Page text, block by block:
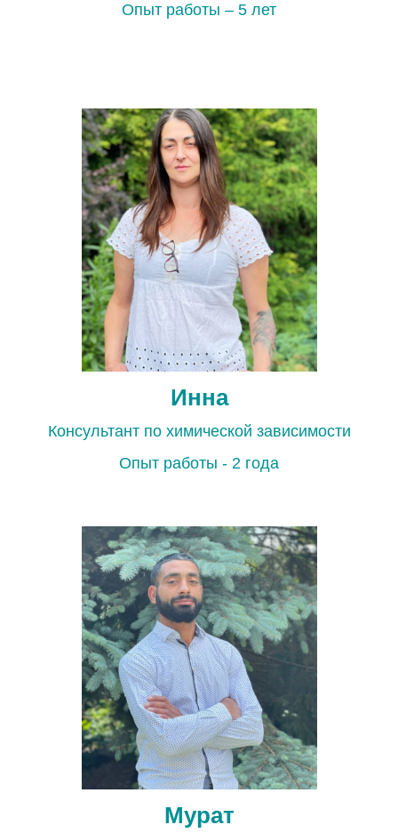
Опыт работы – 5 лет
Инна
Консультант по химической зависимости
Опыт работы - 2 года
Мурат
Оставьте вашу заявку
Ваше Имя: